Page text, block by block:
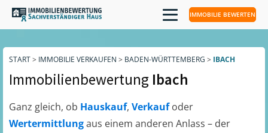
IMMOBILIE BEWERTEN
START> IMMOBILIE VERKAUFEN > BADEN-WÜRTTEMBERG > IBACH
Immobilienbewertung Ibach
Ganz gleich, ob Hauskauf, Verkaufoder
Wertermittlungaus einem anderen Anlass – der